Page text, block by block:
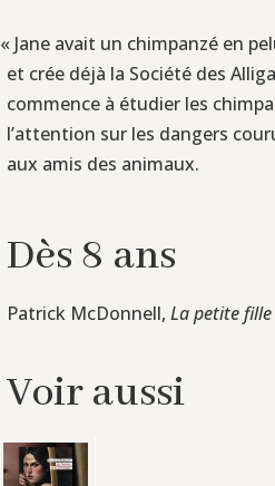
« Jane avait un chimpanzé en
et crée déjà la Société des
commence à étudier les
l’attention sur les dangers
aux amis des animaux.
Dès 8 ans
Patrick McDonnell,La petite fille
Voir aussi